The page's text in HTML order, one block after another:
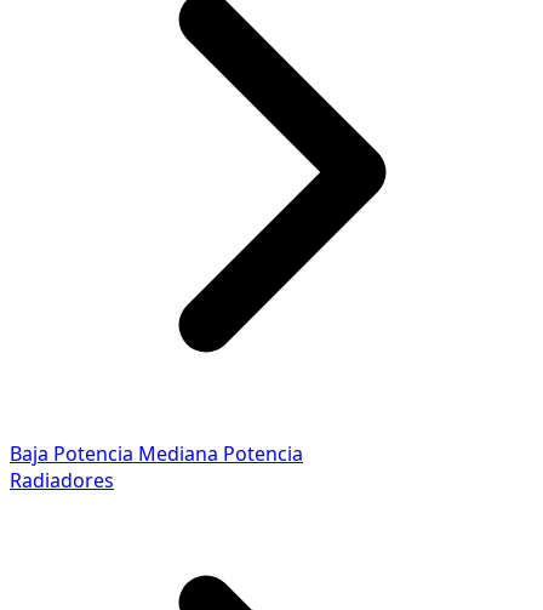
Baja Potencia Mediana Potencia
Radiadores